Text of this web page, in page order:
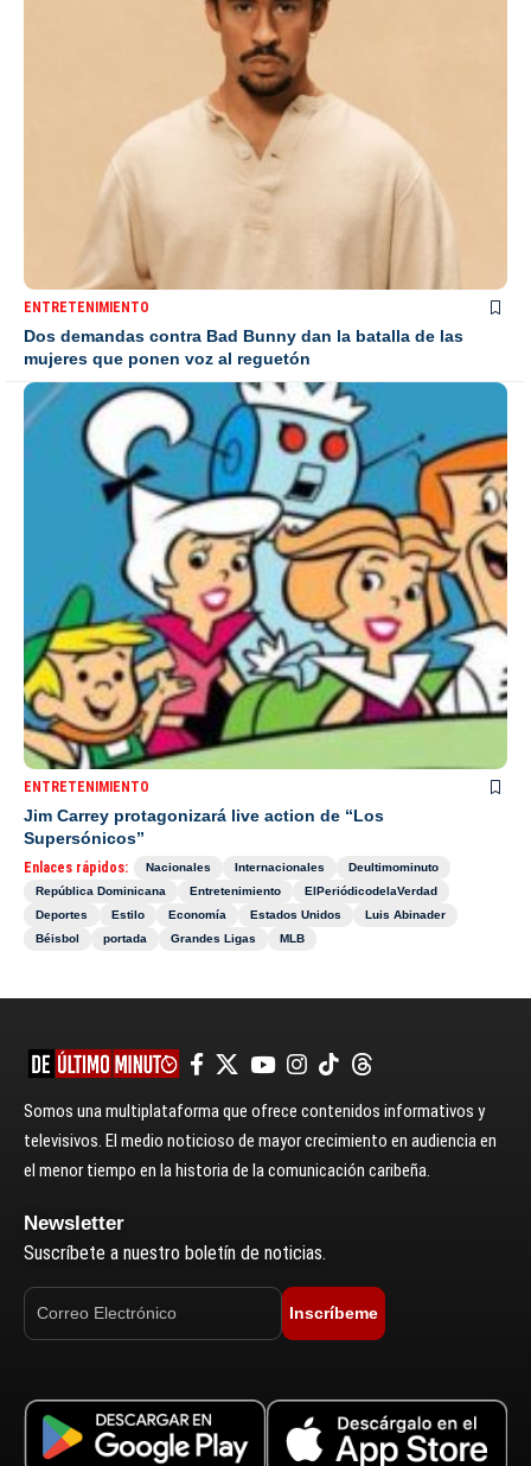
ENTRETENIMIENTO
Dos demandas contra Bad Bunny dan la batalla de las
mujeres que ponen voz al reguetón
ENTRETENIMIENTO
Jim Carrey protagonizará live action de “Los
Supersónicos”
Enlaces rápidos: Nacionales Internacionales
Deultimominuto
República Dominicana
Entretenimiento
ElPeriódicodelaVerdad
Deportes
Estilo Economía Estados Unidos
Luis Abinader
Béisbol
portada Grandes Ligas MLB
Somos una multiplataforma que ofrece contenidos informativos y
televisivos. El medio noticioso de mayor crecimiento en audiencia en
el menor tiempo en la historia de la comunicación caribeña.
Newsletter
Suscríbete a nuestro boletín de noticias.
Inscríbeme